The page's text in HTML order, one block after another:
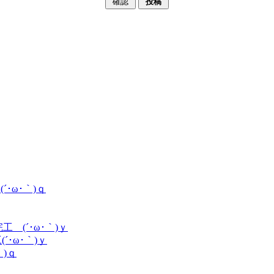
･ω･｀)ｑ
工 (´･ω･｀)ｙ
･ω･｀)ｙ
ｑ